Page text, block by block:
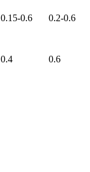
0.15-0.6 0.2-0.6
0.4 0.6